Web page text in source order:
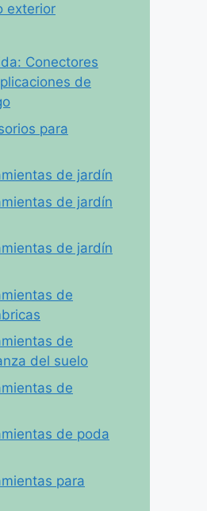
exterior
Conectores
de
para
de jardín
de jardín
de jardín
de
de
del suelo
de
de poda
para